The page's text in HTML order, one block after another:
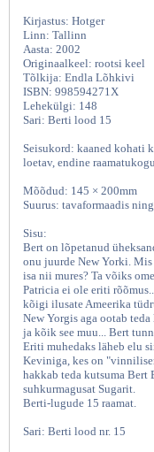
Kirjastus: Hotger
Linn: Tallinn
Aasta: 2002
Originaalkeel: rootsi keel
Tõlkija: Endla Lõhkivi
ISBN: 998594271X
Lehekülgi: 148
Sari: Berti lood 15
Seisukord: kaaned kohati
loetav, endine
Mõõdud: 145 × 200mm
Suurus: tavaformaadis
Sisu:
Bert on lõpetanud
onu juurde New Yorki. Mis
isa nii mures? Ta võiks
Patricia ei ole eriti
kõigi ilusate Ameerika
New Yorgis aga ootab
ja kõik see muu... Bert
Eriti muhedaks läheb elu
Keviniga, kes on
hakkab teda kutsuma Bert
suhkurmagusat Sugarit.
Berti-lugude 15 raamat.
Sari: Berti lood nr. 15